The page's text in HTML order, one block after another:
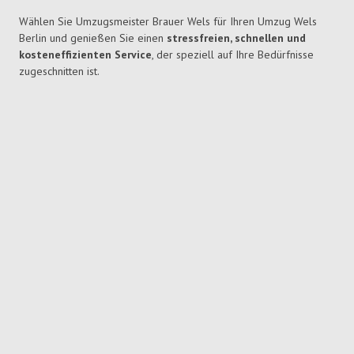
Wählen Sie Umzugsmeister Brauer Wels für Ihren Umzug Wels
Berlin und genießen Sie einen stressfreien, schnellen und
kosteneffizienten Service, der speziell auf Ihre Bedürfnisse
zugeschnitten ist.